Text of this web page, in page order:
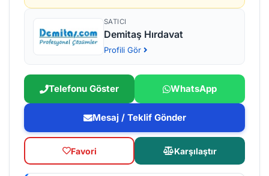
SATICI
Demitaş Hırdavat
Profili Gör
Telefonu Göster WhatsApp
Mesaj / Teklif Gönder
Favori Karşılaştır